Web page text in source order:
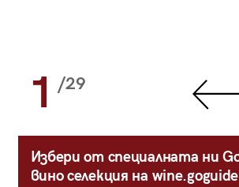
1 /29
Избери от специалната ни
вино селекция на